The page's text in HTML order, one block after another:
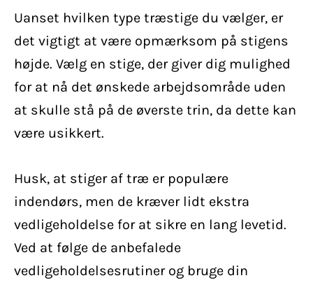
Uanset hvilken type træstige du vælger, er
det vigtigt at være opmærksom på stigens
højde. Vælg en stige, der giver dig mulighed
for at nå det ønskede arbejdsområde uden
at skulle stå på de øverste trin, da dette kan
være usikkert.
Husk, at stiger af træ er populære
indendørs, men de kræver lidt ekstra
vedligeholdelse for at sikre en lang levetid.
Ved at følge de anbefalede
vedligeholdelsesrutiner og bruge din